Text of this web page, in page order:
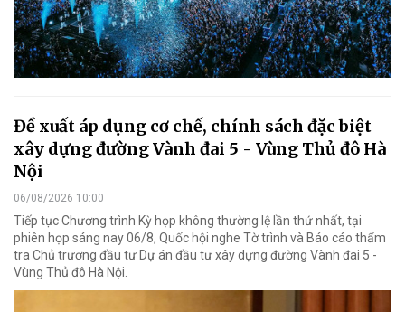
Đề xuất áp dụng cơ chế, chính sách đặc biệt
xây dựng đường Vành đai 5 - Vùng Thủ đô Hà
Nội
06/08/2026 10:00
Tiếp tục Chương trình Kỳ họp không thường lệ lần thứ nhất, tại
phiên họp sáng nay 06/8, Quốc hội nghe Tờ trình và Báo cáo thẩm
tra Chủ trương đầu tư Dự án đầu tư xây dựng đường Vành đai 5 -
Vùng Thủ đô Hà Nội.